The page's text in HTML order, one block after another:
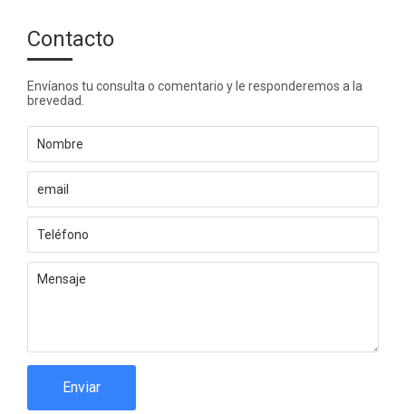
Contacto
Envíanos tu consulta o comentario y le responderemos a la
brevedad.
Enviar